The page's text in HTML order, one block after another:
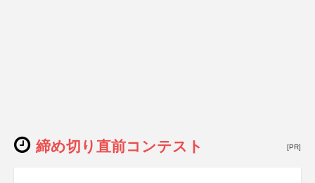
締め切り直前コンテスト [PR]